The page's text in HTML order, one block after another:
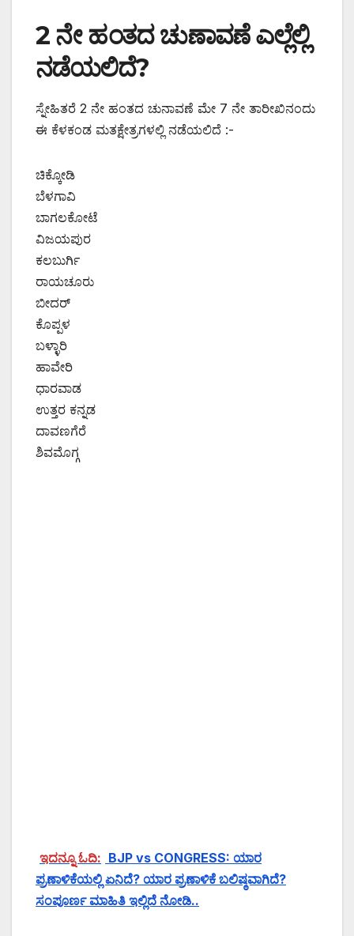
2 ನೇ ಹಂತದ ಚುಣಾವಣೆ ಎಲ್ಲೆಲ್ಲಿ
ನಡೆಯಲಿದೆ?
ಸ್ನೇಹಿತರೆ 2 ನೇ ಹಂತದ ಚುನಾವಣೆ ಮೇ 7 ನೇ ತಾರೀಖಿನಂದು
ಈ ಕೆಳಕಂಡ ಮತಕ್ಷೇತ್ರಗಳಲ್ಲಿ ನಡೆಯಲಿದೆ :-
ಚಿಕ್ಕೋಡಿ
ಬೆಳಗಾವಿ
ಬಾಗಲಕೋಟೆ
ವಿಜಯಪುರ
ಕಲಬುರ್ಗಿ
ರಾಯಚೂರು
ಬೀದರ್
ಕೊಪ್ಪಳ
ಬಳ್ಳಾರಿ
ಹಾವೇರಿ
ಧಾರವಾಡ
ಉತ್ತರ ಕನ್ನಡ
ದಾವಣಗೆರೆ
ಶಿವಮೊಗ್ಗ
ಇದನ್ನೂ ಓದಿ: BJP vs CONGRESS: ಯಾರ
ಪ್ರಣಾಳಿಕೆಯಲ್ಲಿ ಏನಿದೆ? ಯಾರ ಪ್ರಣಾಳಿಕೆ ಬಲಿಷ್ಠವಾಗಿದೆ?
ಸಂಪೂರ್ಣ ಮಾಹಿತಿ ಇಲ್ಲಿದೆ ನೋಡಿ..